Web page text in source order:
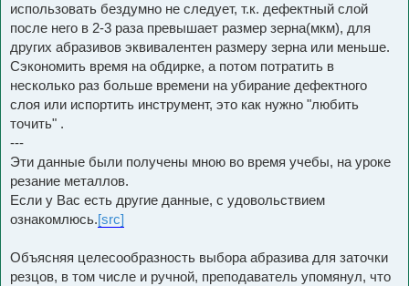
использовать бездумно не следует, т.к. дефектный слой
после него в 2-3 раза превышает размер зерна(мкм), для
других абразивов эквивалентен размеру зерна или меньше.
Сэкономить время на обдирке, а потом потратить в
несколько раз больше времени на убирание дефектного
слоя или испортить инструмент, это как нужно "любить
точить" .
---
Эти данные были получены мною во время учебы, на уроке
резание металлов.
Если у Вас есть другие данные, с удовольствием
ознакомлюсь.[src]
Объясняя целесообразность выбора абразива для заточки
резцов, в том числе и ручной, преподаватель упомянул, что